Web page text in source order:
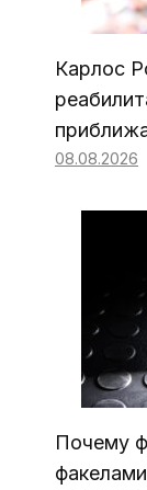
Карлос
08.08.2026
Почему